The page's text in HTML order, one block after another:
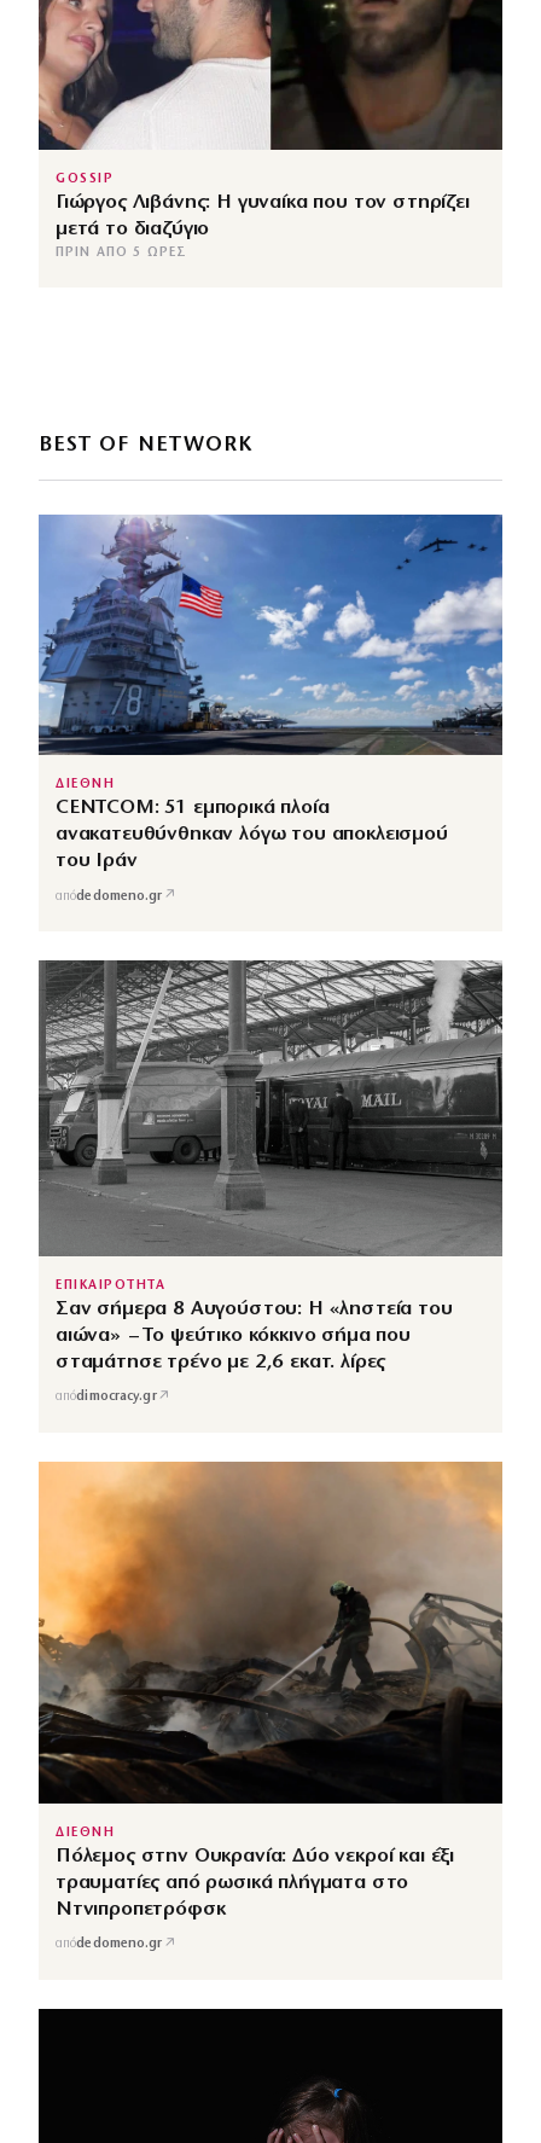
GOSSIP
Γιώργος Λιβάνης: Η γυναίκα που τον στηρίζει
μετά το διαζύγιο
ΠΡΙΝ ΑΠΌ 5 ΏΡΕΣ
BEST OF NETWORK
ΔΙΕΘΝΗ
CENTCOM: 51 εμπορικά πλοία
ανακατευθύνθηκαν λόγω του αποκλεισμού
του Ιράν
απόdedomeno.gr ↗
ΕΠΙΚΑΙΡΟΤΗΤΑ
Σαν σήμερα 8 Αυγούστου: Η «ληστεία του
αιώνα» – Το ψεύτικο κόκκινο σήμα που
σταμάτησε τρένο με 2,6 εκατ. λίρες
απόdimocracy.gr↗
ΔΙΕΘΝΗ
Πόλεμος στην Ουκρανία: Δύο νεκροί και έξι
τραυματίες από ρωσικά πλήγματα στο
Ντνιπροπετρόφσκ
απόdedomeno.gr ↗